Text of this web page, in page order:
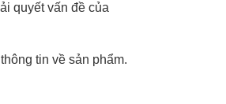
quyết vấn đề của
tin về sản phẩm.